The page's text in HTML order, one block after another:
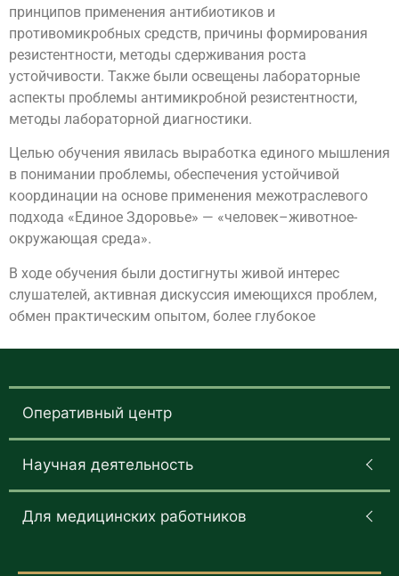
принципов применения антибиотиков и
противомикробных средств, причины формирования
резистентности, методы сдерживания роста
устойчивости. Также были освещены лабораторные
аспекты проблемы антимикробной резистентности,
методы лабораторной диагностики.
Целью обучения явилась выработка единого мышления
в понимании проблемы, обеспечения устойчивой
координации на основе применения межотраслевого
подхода «Единое Здоровье» — «человек–животное-
окружающая среда».
В ходе обучения были достигнуты живой интерес
слушателей, активная дискуссия имеющихся проблем,
обмен практическим опытом, более глубокое
Оперативный центр
Научная деятельность
Для медицинских работников